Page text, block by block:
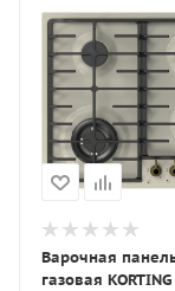
Варочная
газовая